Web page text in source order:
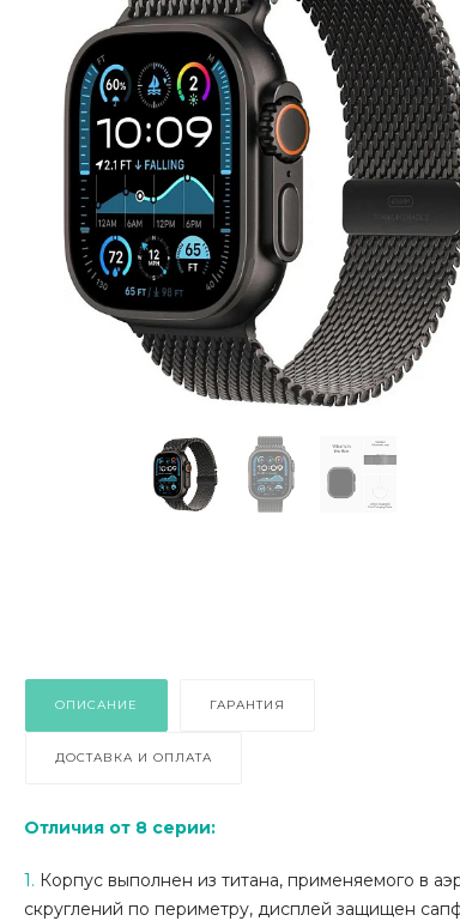
ОПИСАНИЕ ГАРАНТИЯ
ДОСТАВКА И ОПЛАТА
Отличия от 8 серии:
1. Корпус выполнен из титана, применяемого в
скруглений по периметру, дисплей защищен